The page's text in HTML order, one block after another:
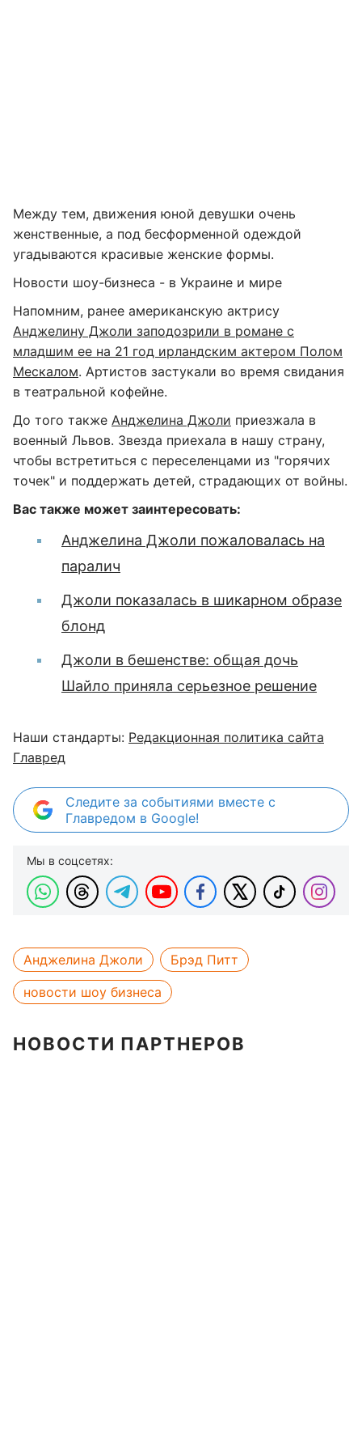
Между тем, движения юной девушки очень
женственные, а под бесформенной одеждой
угадываются красивые женские формы.
Новости шоу-бизнеса - в Украине и мире
Напомним, ранее американскую актрису
Анджелину Джоли заподозрили в романе с
младшим ее на 21 год ирландским актером Полом
Мескалом. Артистов застукали во время свидания
в театральной кофейне.
До того также Анджелина Джоли приезжала в
военный Львов. Звезда приехала в нашу страну,
чтобы встретиться с переселенцами из "горячих
точек" и поддержать детей, страдающих от войны.
Вас также может заинтересовать:
Анджелина Джоли пожаловалась на
паралич
Джоли показалась в шикарном образе
блонд
Джоли в бешенстве: общая дочь
Шайло приняла серьезное решение
Наши стандарты: Редакционная политика сайта
Главред
Следите за событиями вместе с
Главредом в Google!
Мы в соцсетях:
Анджелина Джоли
Брэд Питт
новости шоу бизнеса
НОВОСТИ ПАРТНЕРОВ